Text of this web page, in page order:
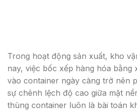
Trong hoạt động sản xuất, kho
nay, việc bốc xếp hàng hóa bằng
vào container ngày càng trở nên
sự chênh lệch độ cao giữa mặt
thùng container luôn là bài toán